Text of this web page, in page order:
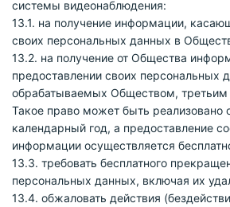
системы видеонаблюдения:
13.1. на получение информации,
своих персональных данных в
13.2. на получение от Общества
предоставлении своих персональных
обрабатываемых Обществом,
Такое право может быть реализовано
календарный год, а предоставление
информации осуществляется
13.3. требовать бесплатного
персональных данных, включая их
13.4. обжаловать действия